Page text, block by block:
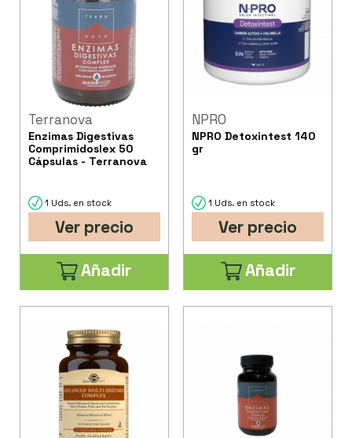
Terranova
Enzimas Digestivas
Comprimidoslex 50
Cápsulas - Terranova
1 Uds. en stock
Ver precio
Añadir
NPRO
NPRO Detoxintest 140
gr
1 Uds. en stock
Ver precio
Añadir